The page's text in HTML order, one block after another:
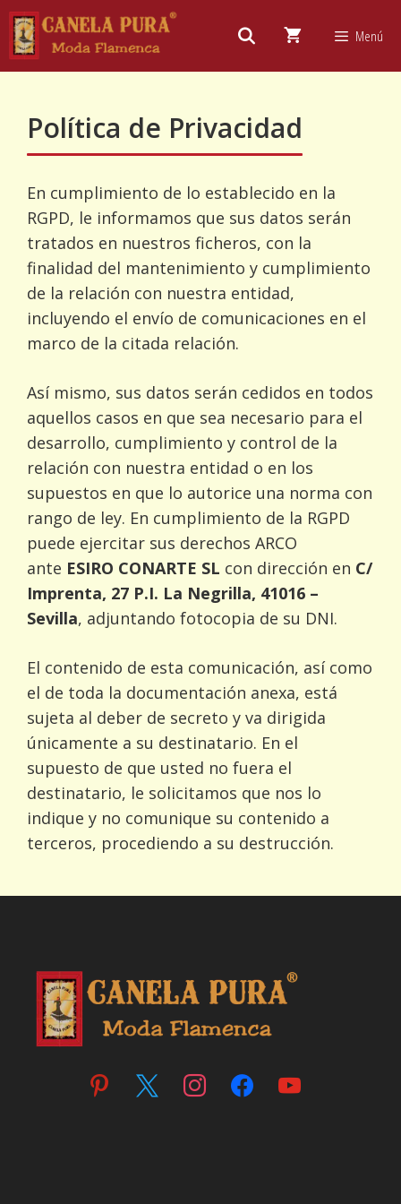
Saltar
contenido
Menú
Política de Privacidad
En cumplimiento de lo establecido en la
RGPD, le informamos que sus datos serán
tratados en nuestros ficheros, con la
finalidad del mantenimiento y cumplimiento
de la relación con nuestra entidad,
incluyendo el envío de comunicaciones en el
marco de la citada relación.
Así mismo, sus datos serán cedidos en todos
aquellos casos en que sea necesario para el
desarrollo, cumplimiento y control de la
relación con nuestra entidad o en los
supuestos en que lo autorice una norma con
rango de ley. En cumplimiento de la RGPD
puede ejercitar sus derechos ARCO
ante ESIRO CONARTE SL con dirección en C/
Imprenta, 27 P.I. La Negrilla, 41016 –
Sevilla, adjuntando fotocopia de su DNI.
El contenido de esta comunicación, así como
el de toda la documentación anexa, está
sujeta al deber de secreto y va dirigida
únicamente a su destinatario. En el
supuesto de que usted no fuera el
destinatario, le solicitamos que nos lo
indique y no comunique su contenido a
terceros, procediendo a su destrucción.
pinterest instagramfacebookyoutube